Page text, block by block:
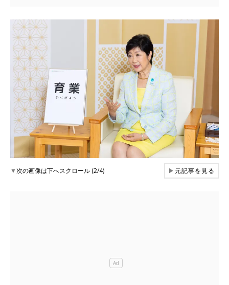
▼次の画像は下へスクロール (2/4) ▶元記事を見る